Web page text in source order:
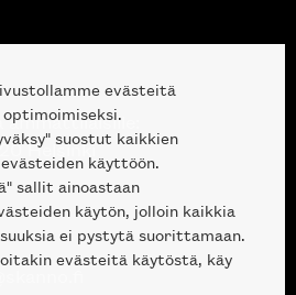
Helsinki
evästeitä
suostut kaikkien
käyttöön.
sallit ainoastaan
käytön, jolloin kaikkia
ei pystytä suorittamaan.
evästeitä käytöstä, käy